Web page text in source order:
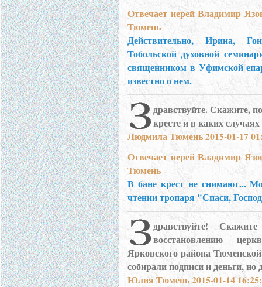
Отвечает иерей Владимир
Тюмень
Действительно, Ирина,
Тобольской духовной
священником в Уфимской
известно о нем.
дравствуйте. Скажите,
кресте и в каких
Людмила Тюмень 2015-01-17
Отвечает иерей Владимир
Тюмень
В бане крест не снимают...
чтении тропаря "Спаси,
дравствуйте!
восстановлению
Ярковского района
собирали подписи и деньги,
Юлия Тюмень 2015-01-14